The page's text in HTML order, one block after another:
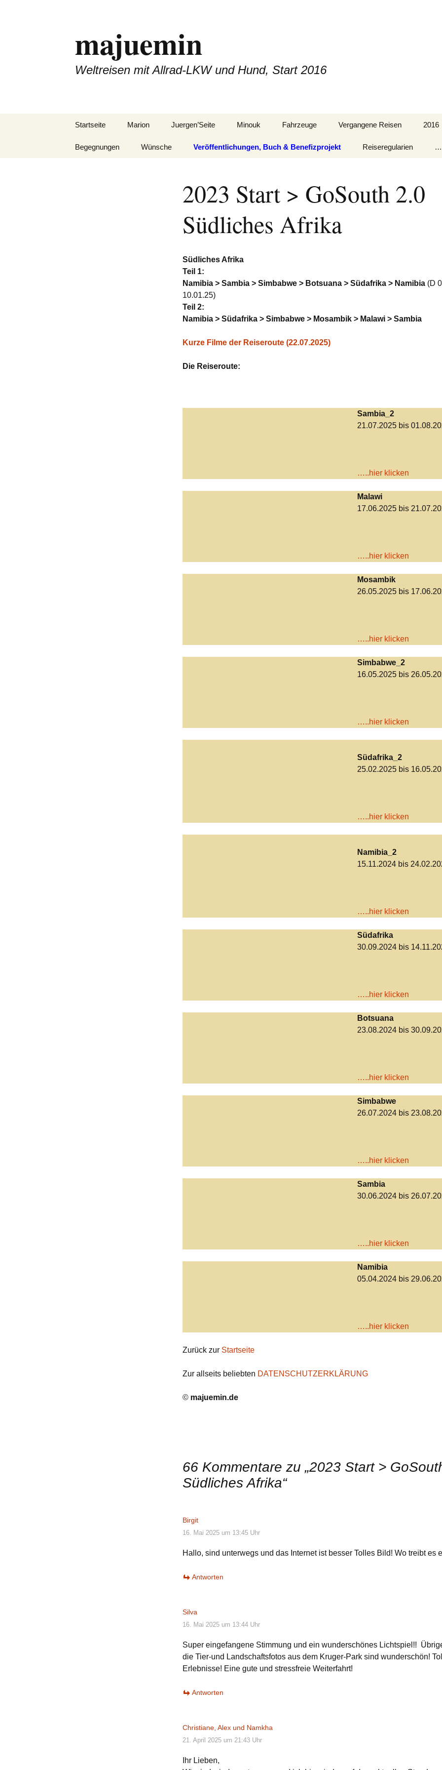
majuemin
Weltreisen mit Allrad-LKW und Hund, Start 2016
Startseite Marion Juergen’Seite Minouk Fahrzeuge Vergangene Reisen 2016
Begegnungen Wünsche Veröffentlichungen, Buch & Benefizprojekt Reiseregularien
2023 Start > GoSouth 2.0
Südliches Afrika
Südliches Afrika
Teil 1:
Namibia > Sambia > Simbabwe > Botsuana > Südafrika > Namibia (D
10.01.25)
Teil 2:
Namibia > Südafrika > Simbabwe > Mosambik > Malawi > Sambia
Kurze Filme der Reiseroute (22.07.2025)
Die Reiseroute:
Sambia_2
21.07.2025 bis
…..hier klicken
Malawi
17.06.2025 bis
…..hier klicken
Mosambik
26.05.2025 bis
…..hier klicken
Simbabwe_2
16.05.2025 bis
…..hier klicken
Südafrika_2
25.02.2025 bis
…..hier klicken
Namibia_2
15.11.2024 bis
…..hier klicken
Südafrika
30.09.2024 bis
…..hier klicken
Botsuana
23.08.2024 bis
…..hier klicken
Simbabwe
26.07.2024 bis
…..hier klicken
Sambia
30.06.2024 bis
…..hier klicken
Namibia
05.04.2024 bis
…..hier klicken
Zurück zur Startseite
Zur allseits beliebten DATENSCHUTZERKLÄRUNG
© majuemin.de
66 Kommentare zu „2023 Start >
Südliches Afrika“
Birgit
16. Mai 2025 um 13:45 Uhr
Hallo, sind unterwegs und das Internet ist besser Tolles Bild! Wo treibt es
Antworten
Silva
16. Mai 2025 um 13:44 Uhr
Super eingefangene Stimmung und ein wunderschönes Lichtspiel!!
die Tier-und Landschaftsfotos aus dem Kruger-Park sind wunderschön!
Erlebnisse! Eine gute und stressfreie Weiterfahrt!
Antworten
Christiane, Alex und Namkha
21. April 2025 um 21:43 Uhr
Ihr Lieben,